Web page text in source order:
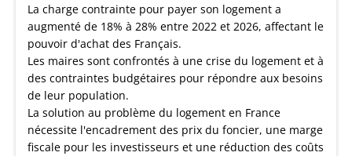
La charge contrainte pour payer son logement a
augmenté de 18% à 28% entre 2022 et 2026, affectant le
pouvoir d'achat des Français.
Les maires sont confrontés à une crise du logement et à
des contraintes budgétaires pour répondre aux besoins
de leur population.
La solution au problème du logement en France
nécessite l'encadrement des prix du foncier, une marge
fiscale pour les investisseurs et une réduction des coûts